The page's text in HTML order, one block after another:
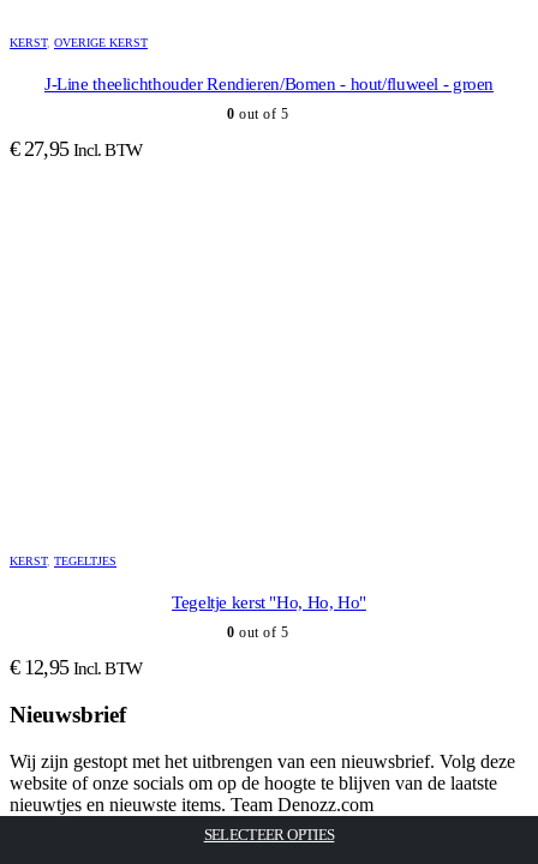
TOEVOEGEN AAN WINKELWAGEN
TOEVOEGEN AAN WINKELWAGEN
TOEVOEGEN AAN WINKELWAGEN
TOEVOEGEN AAN WINKELWAGEN
KERST, OVERIGE KERST
J-Line theelichthouder Rendieren/Bomen - hout/fluweel - groen
0 out of 5
€27,95 Incl. BTW
SELECTEER OPTIES
KERST, TEGELTJES
Tegeltje kerst "Ho, Ho, Ho"
0 out of 5
€12,95 Incl. BTW
Nieuwsbrief
Wij zijn gestopt met het uitbrengen van een nieuwsbrief. Volg deze
website of onze socials om op de hoogte te blijven van de laatste
nieuwtjes en nieuwste items. Team Denozz.com